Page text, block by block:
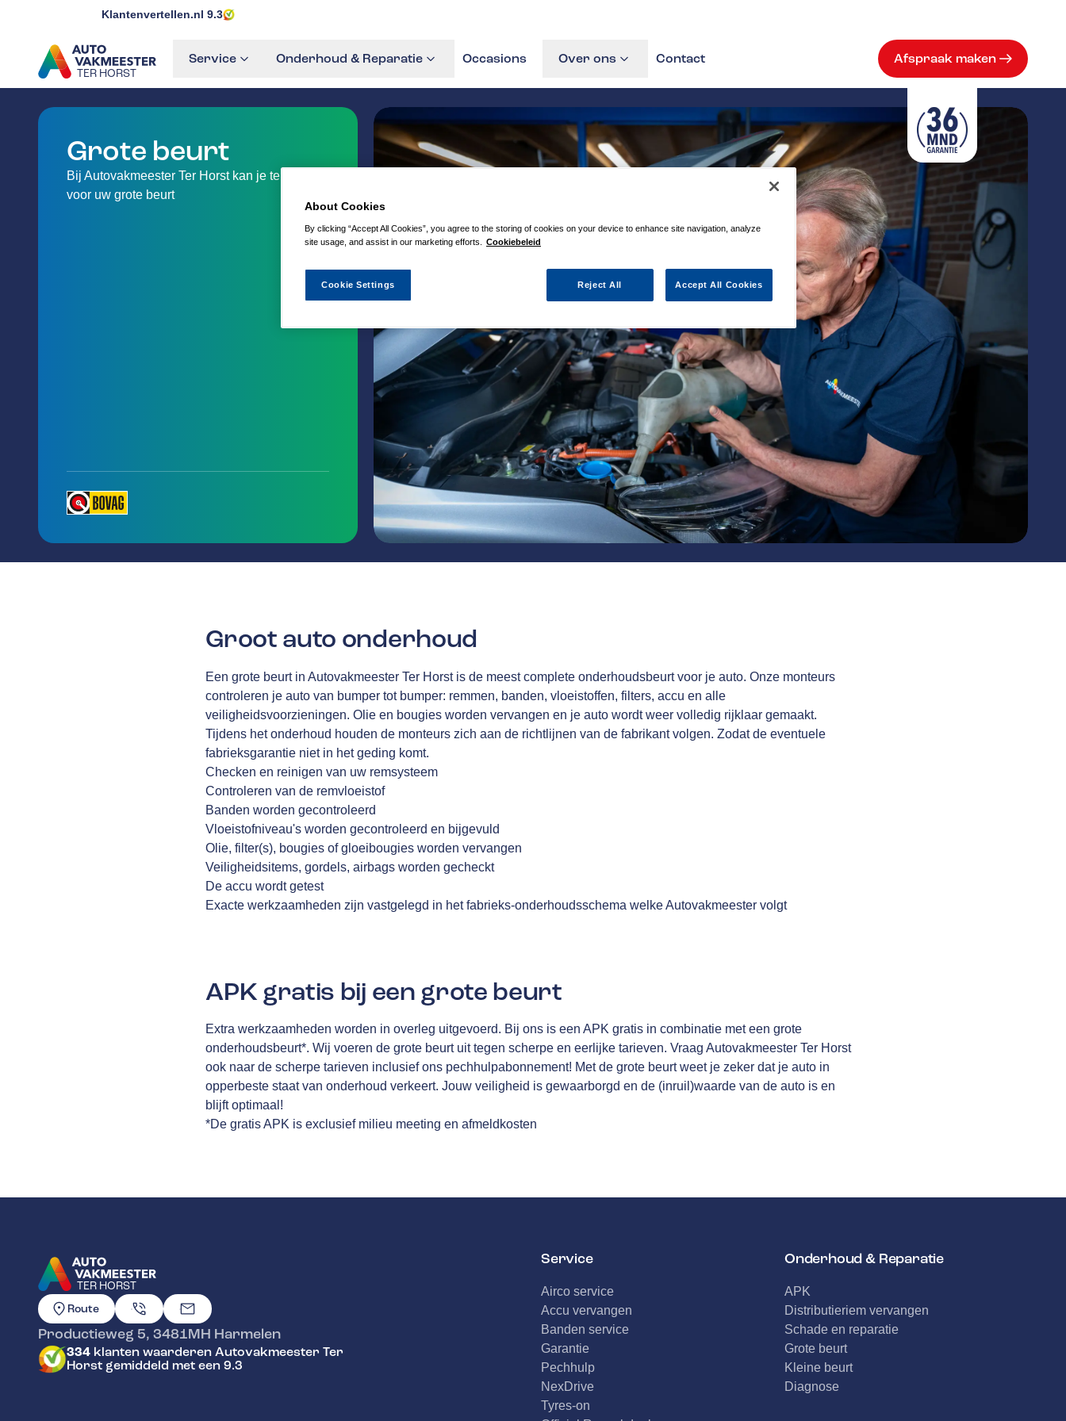
Klantenvertellen.nl 9.3
TER HORST
GA NAAR DE HOMEPAGINA
Service Onderhoud & Reparatie Occasions Over ons Contact Afspraak maken
Grote beurt
Bij Autovakmeester Ter Horst kan je terecht
voor uw grote beurt
Groot auto onderhoud
Een grote beurt in Autovakmeester Ter Horst is de meest complete onderhoudsbeurt voor je auto. Onze monteurs
controleren je auto van bumper tot bumper: remmen, banden, vloeistoffen, filters, accu en alle
veiligheidsvoorzieningen. Olie en bougies worden vervangen en je auto wordt weer volledig rijklaar gemaakt.
Tijdens het onderhoud houden de monteurs zich aan de richtlijnen van de fabrikant volgen. Zodat de eventuele
fabrieksgarantie niet in het geding komt.
Checken en reinigen van uw remsysteem
Controleren van de remvloeistof
Banden worden gecontroleerd
Vloeistofniveau's worden gecontroleerd en bijgevuld
Olie, filter(s), bougies of gloeibougies worden vervangen
Veiligheidsitems, gordels, airbags worden gecheckt
De accu wordt getest
Exacte werkzaamheden zijn vastgelegd in het fabrieks-onderhoudsschema welke Autovakmeester volgt
APK gratis bij een grote beurt
Extra werkzaamheden worden in overleg uitgevoerd. Bij ons is een APK gratis in combinatie met een grote
onderhoudsbeurt*. Wij voeren de grote beurt uit tegen scherpe en eerlijke tarieven. Vraag Autovakmeester Ter Horst
ook naar de scherpe tarieven inclusief ons pechhulpabonnement! Met de grote beurt weet je zeker dat je auto in
opperbeste staat van onderhoud verkeert. Jouw veiligheid is gewaarborgd en de (inruil)waarde van de auto is en
blijft optimaal!
*De gratis APK is exclusief milieu meeting en afmeldkosten
TER HORST
GA NAAR DE HOMEPAGINA
Route
Productieweg 5, 3481MH Harmelen
334 klanten waarderen Autovakmeester Ter
Horst gemiddeld met een 9.3
Service
Airco service
Accu vervangen
Banden service
Garantie
Pechhulp
NexDrive
Tyres-on
Onderhoud & Reparatie
APK
Distributieriem vervangen
Schade en reparatie
Grote beurt
Kleine beurt
Diagnose
About Cookies
By clicking “Accept All Cookies”, you agree to the storing of cookies on your device to enhance site navigation, analyze
site usage, and assist in our marketing efforts.
Cookiebeleid
Reject All Accept All Cookies
Cookie Settings